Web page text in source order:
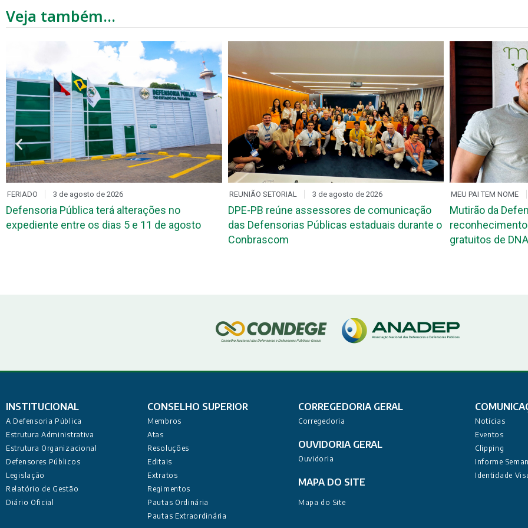
Veja também...
REUNIÃO SETORIAL 3 de agosto de 2026
DPE-PB reúne assessores de comunicação
das Defensorias Públicas estaduais durante o
MEU PAI TEM NOME 1 de agosto de 2026
Mutirão da Defensoria garante
reconhecimento de paternidade e exames
gratuitos de DNA na Paraíba
DIA D 31 de
Mutirão de
maternidade
João Pessoa e
INSTITUCIONAL
A Defensoria Pública
Estrutura Administrativa
Estrutura Organizacional
Defensores Públicos
Legislação
Relatório de Gestão
Diário Oficial
CONSELHO SUPERIOR
Membros
Atas
Resoluções
Editais
Extratos
Regimentos
Pautas Ordinária
Pautas Extraordinária
CORREGEDORIA GERAL
Corregedoria
OUVIDORIA GERAL
Ouvidoria
MAPA DO SITE
Mapa do Site
Notícias
Eventos
Clipping
Informe
Identidade